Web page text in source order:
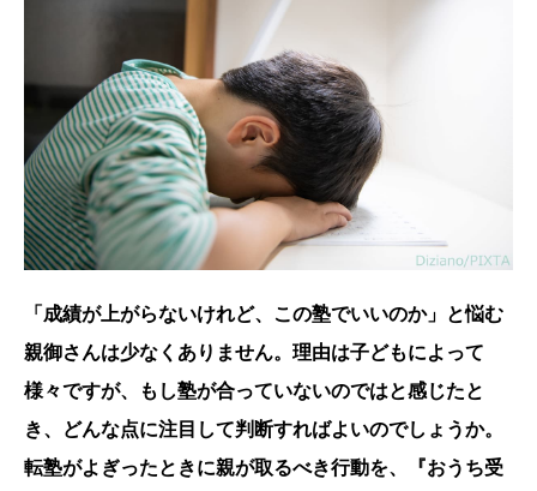
「成績が上がらないけれど、この塾でいいのか」と悩む
親御さんは少なくありません。理由は子どもによって
様々ですが、もし塾が合っていないのではと感じたと
き、どんな点に注目して判断すればよいのでしょうか。
転塾がよぎったときに親が取るべき行動を、『おうち受